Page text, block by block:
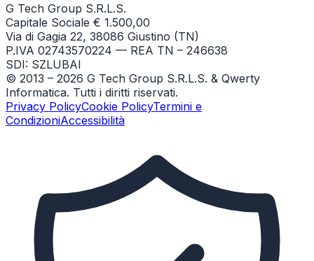
G Tech Group S.R.L.S.
Capitale Sociale € 1.500,00
Via di Gagia 22, 38086 Giustino (TN)
P.IVA 02743570224 — REA TN – 246638
SDI: SZLUBAI
© 2013 – 2026 G Tech Group S.R.L.S. & Qwerty
Informatica. Tutti i diritti riservati.
Privacy PolicyCookie PolicyTermini e
CondizioniAccessibilità